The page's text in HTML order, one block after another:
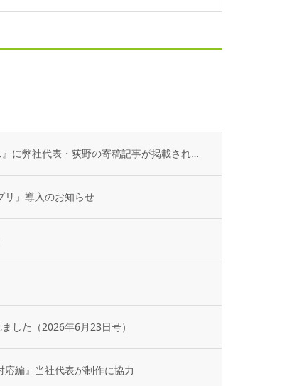
不動産専門誌『不動産コンサルティングプラス』に弊社代表・荻野の寄稿記事が掲載されました
リ」導入のお知らせ
した（2026年6月23日号）
応編』当社代表が制作に協力